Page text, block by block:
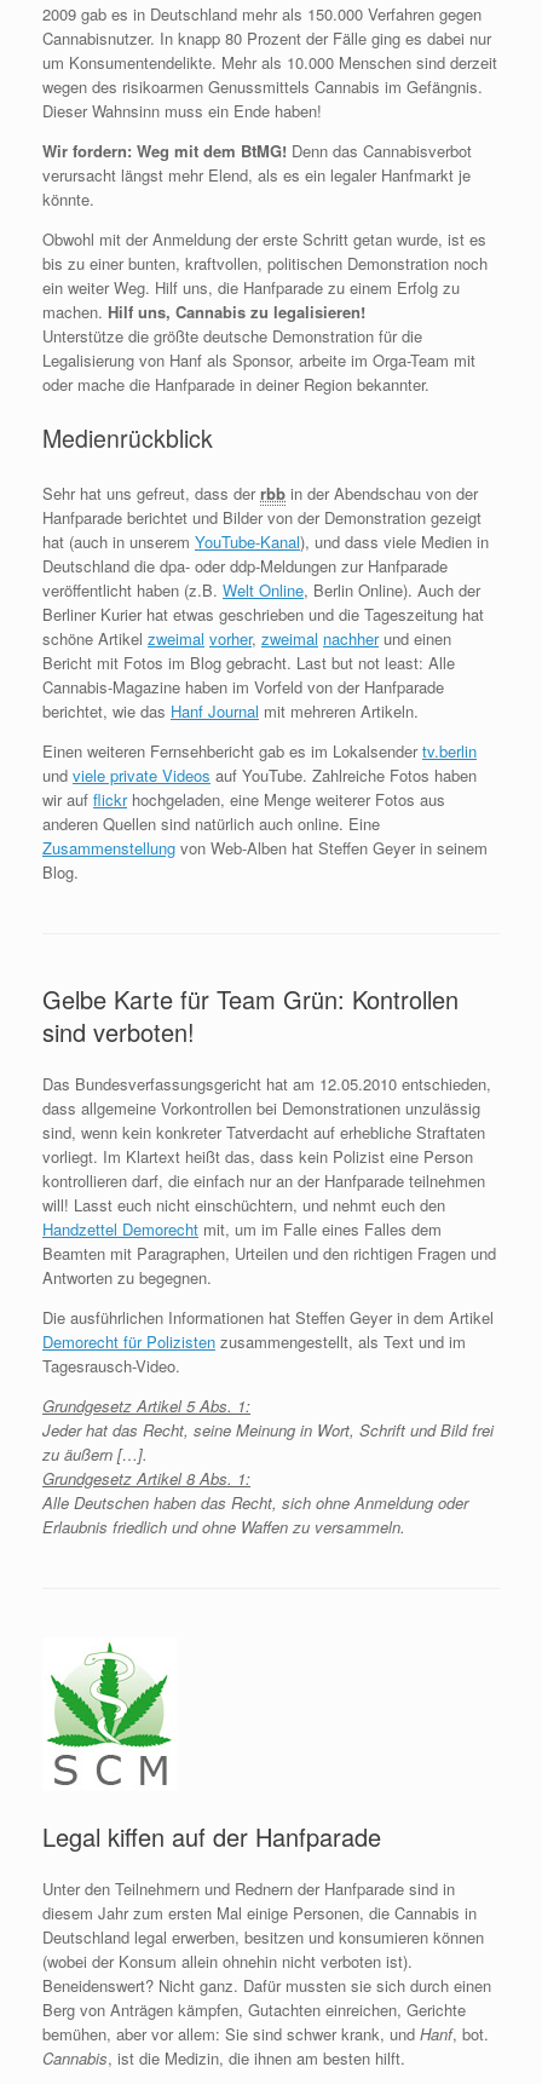
2009 gab es in Deutschland mehr als 150.000 Verfahren gegen
Cannabisnutzer. In knapp 80 Prozent der Fälle ging es dabei nur
um Konsumentendelikte. Mehr als 10.000 Menschen sind derzeit
wegen des risikoarmen Genussmittels Cannabis im Gefängnis.
Dieser Wahnsinn muss ein Ende haben!
Wir fordern: Weg mit dem BtMG! Denn das Cannabisverbot
verursacht längst mehr Elend, als es ein legaler Hanfmarkt je
könnte.
Obwohl mit der Anmeldung der erste Schritt getan wurde, ist es
bis zu einer bunten, kraftvollen, politischen Demonstration noch
ein weiter Weg. Hilf uns, die Hanfparade zu einem Erfolg zu
machen. Hilf uns, Cannabis zu legalisieren!
Unterstütze die größte deutsche Demonstration für die
Legalisierung von Hanf als Sponsor, arbeite im Orga-Team mit
oder mache die Hanfparade in deiner Region bekannter.
Medienrückblick
Sehr hat uns gefreut, dass derrbb in der Abendschau von der
Hanfparade berichtet und Bilder von der Demonstration gezeigt
hat (auch in unserem YouTube-Kanal), und dass viele Medien in
Deutschland die dpa- oder ddp-Meldungen zur Hanfparade
veröffentlicht haben (z.B. Welt Online, Berlin Online). Auch der
Berliner Kurier hat etwas geschrieben und die Tageszeitung hat
schöne Artikel zweimal vorher, zweimal nachherund einen
Bericht mit Fotos im Blog gebracht. Last but not least: Alle
Cannabis-Magazine haben im Vorfeld von der Hanfparade
berichtet, wie das Hanf Journal mit mehreren Artikeln.
Einen weiteren Fernsehbericht gab es im Lokalsendertv.berlin
und viele private Videos auf YouTube. Zahlreiche Fotos haben
wir auf flickrhochgeladen, eine Menge weiterer Fotos aus
anderen Quellen sind natürlich auch online. Eine
Zusammenstellung von Web-Alben hat Steffen Geyer in seinem
Blog.
Gelbe Karte für Team Grün: Kontrollen
sind verboten!
Das Bundesverfassungsgericht hat am 12.05.2010 entschieden,
dass allgemeine Vorkontrollen bei Demonstrationen unzulässig
sind, wenn kein konkreter Tatverdacht auf erhebliche Straftaten
vorliegt. Im Klartext heißt das, dass kein Polizist eine Person
kontrollieren darf, die einfach nur an der Hanfparade teilnehmen
will! Lasst euch nicht einschüchtern, und nehmt euch den
Handzettel Demorecht mit, um im Falle eines Falles dem
Beamten mit Paragraphen, Urteilen und den richtigen Fragen und
Antworten zu begegnen.
Die ausführlichen Informationen hat Steffen Geyer in dem Artikel
Demorecht für Polizisten zusammengestellt, als Text und im
Tagesrausch-Video.
Grundgesetz Artikel 5 Abs. 1:
Jeder hat das Recht, seine Meinung in Wort, Schrift und Bild frei
zu äußern […].
Grundgesetz Artikel 8 Abs. 1:
Alle Deutschen haben das Recht, sich ohne Anmeldung oder
Erlaubnis friedlich und ohne Waffen zu versammeln.
Legal kiffen auf der Hanfparade
Unter den Teilnehmern und Rednern der Hanfparade sind in
diesem Jahr zum ersten Mal einige Personen, die Cannabis in
Deutschland legal erwerben, besitzen und konsumieren können
(wobei der Konsum allein ohnehin nicht verboten ist).
Beneidenswert? Nicht ganz. Dafür mussten sie sich durch einen
Berg von Anträgen kämpfen, Gutachten einreichen, Gerichte
bemühen, aber vor allem: Sie sind schwer krank, und Hanf, bot.
Cannabis, ist die Medizin, die ihnen am besten hilft.